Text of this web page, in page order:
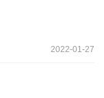
2022-01-27